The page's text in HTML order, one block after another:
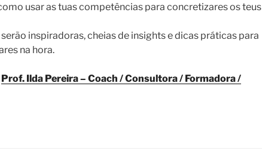
usar as tuas competências para concretizares os teus
serão inspiradoras, cheias de insights e dicas práticas para
na hora.
Prof. Ilda Pereira – Coach / Consultora / Formadora /